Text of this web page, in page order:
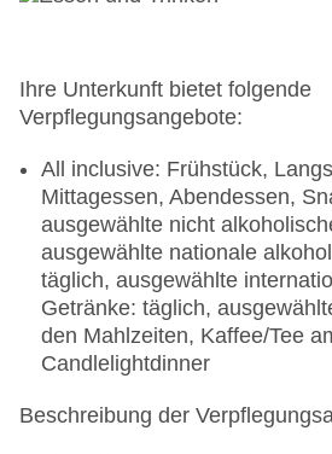
am Pool: ohne Gebühr, bei All
Internetterminal: ohne
Waschsalon: gegen Gebühr,
gegen Gebühr
Concierge Service,
Zahlungsarten: TUI Card /
American Express, die
Kreditkarte beim Check In ist
Haustiere nicht erlaubt
Parkmöglichkeiten: Parkplatz
Inclusive inklusive, Anfrage &
Ihre Unterkunft bietet folgende
Verpflegungsangebote:
All inclusive: Frühstück,
Mittagessen, Abendessen,
ausgewählte nicht
ausgewählte nationale
täglich, ausgewählte
Getränke: täglich,
den Mahlzeiten, Kaffee/Tee
Candlelightdinner
Beschreibung der